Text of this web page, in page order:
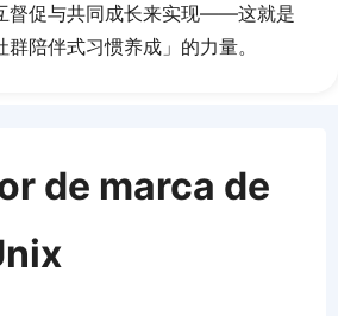
督促与共同成长来实现——这就是
群陪伴式习惯养成」的力量。
de marca de